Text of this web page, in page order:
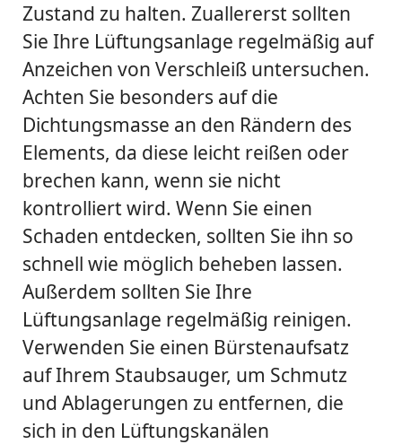
Zustand zu halten. Zuallererst sollten
Sie Ihre Lüftungsanlage regelmäßig auf
Anzeichen von Verschleiß untersuchen.
Achten Sie besonders auf die
Dichtungsmasse an den Rändern des
Elements, da diese leicht reißen oder
brechen kann, wenn sie nicht
kontrolliert wird. Wenn Sie einen
Schaden entdecken, sollten Sie ihn so
schnell wie möglich beheben lassen.
Außerdem sollten Sie Ihre
Lüftungsanlage regelmäßig reinigen.
Verwenden Sie einen Bürstenaufsatz
auf Ihrem Staubsauger, um Schmutz
und Ablagerungen zu entfernen, die
sich in den Lüftungskanälen